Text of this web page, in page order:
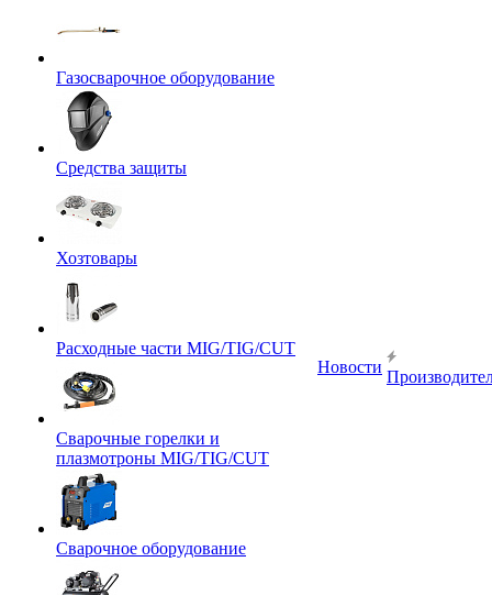
Газосварочное оборудование
Средства защиты
Хозтовары
Расходные части MIG/TIG/CUT
Сварочные горелки и
плазмотроны MIG/TIG/CUT
Сварочное оборудование
Новости